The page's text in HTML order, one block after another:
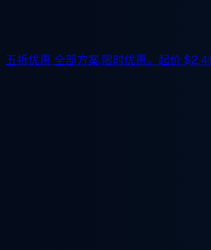
五折优惠 全部方案,限时优惠。起价